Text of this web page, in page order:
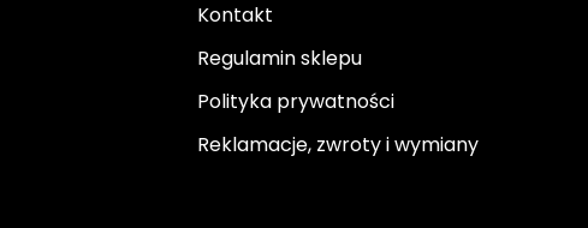
Kontakt
Regulamin sklepu
Polityka prywatności
Reklamacje, zwroty i wymiany